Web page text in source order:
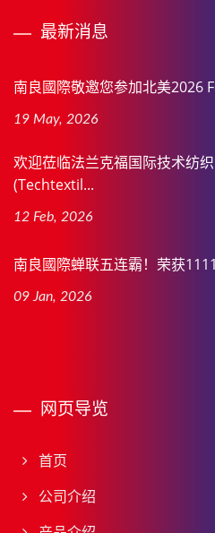
最新消息
南良國際敬邀您参加北美2026
19 May, 2026
欢迎莅临法兰克福国际技术纺
(Techtextil...
12 Feb, 2026
南良國際蝉联五连霸！荣获
09 Jan, 2026
网页导览
首页
公司介绍